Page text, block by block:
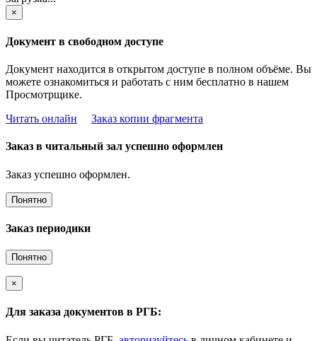
×
Документ в свободном доступе
Документ находится в открытом доступе в полном объёме. Вы
можете ознакомиться и работать с ним бесплатно в нашем
Просмотрщике.
Читать онлайн
Заказ копии фрагмента
Заказ в читальный зал успешно оформлен
Заказ успешно оформлен.
Понятно
Заказ периодики
Понятно
×
Для заказа документов в РГБ: